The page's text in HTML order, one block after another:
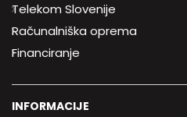
Telekom Slovenije
Računalniška oprema
Financiranje
INFORMACIJE